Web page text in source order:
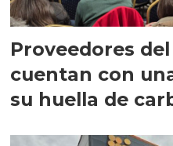
Proveedores
cuentan con
su huella de